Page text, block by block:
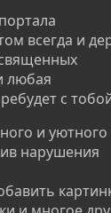
всегда и
любая
с
и уютного
нарушения